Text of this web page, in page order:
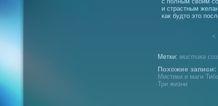
и страстным
как будто это
<
Метки: мистика
Похожие записи:
Мистики и маги
Три жизни